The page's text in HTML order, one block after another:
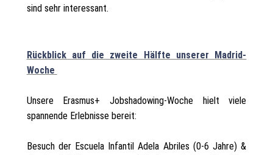
sind sehr interessant.
Rückblick auf die zweite Hälfte unserer Madrid-
Woche
Unsere Erasmus+ Jobshadowing-Woche hielt viele
spannende Erlebnisse bereit:
Besuch der Escuela Infantil Adela Abriles (0-6 Jahre) &